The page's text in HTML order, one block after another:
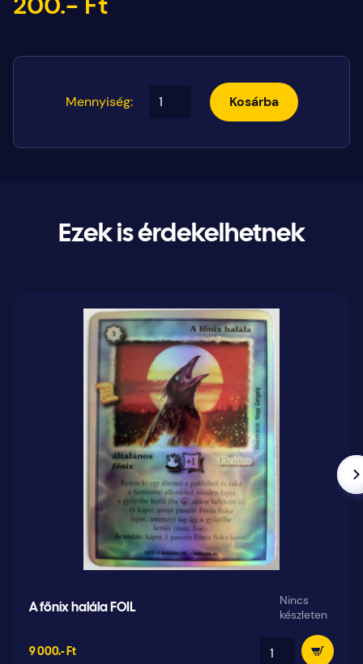
Mennyiség: Kosárba
Ezek is érdekelhetnek
A főnix halála FOIL
Nincs
készleten
9 000.- Ft